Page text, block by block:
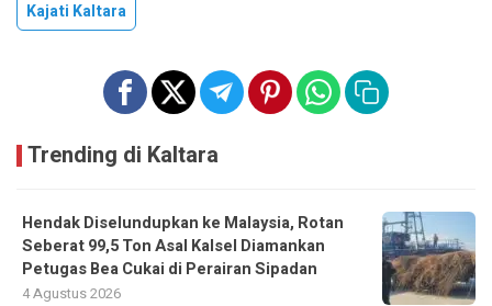
Kajati Kaltara
Trending di Kaltara
Hendak Diselundupkan ke Malaysia, Rotan
Seberat 99,5 Ton Asal Kalsel Diamankan
Petugas Bea Cukai di Perairan Sipadan
4 Agustus 2026